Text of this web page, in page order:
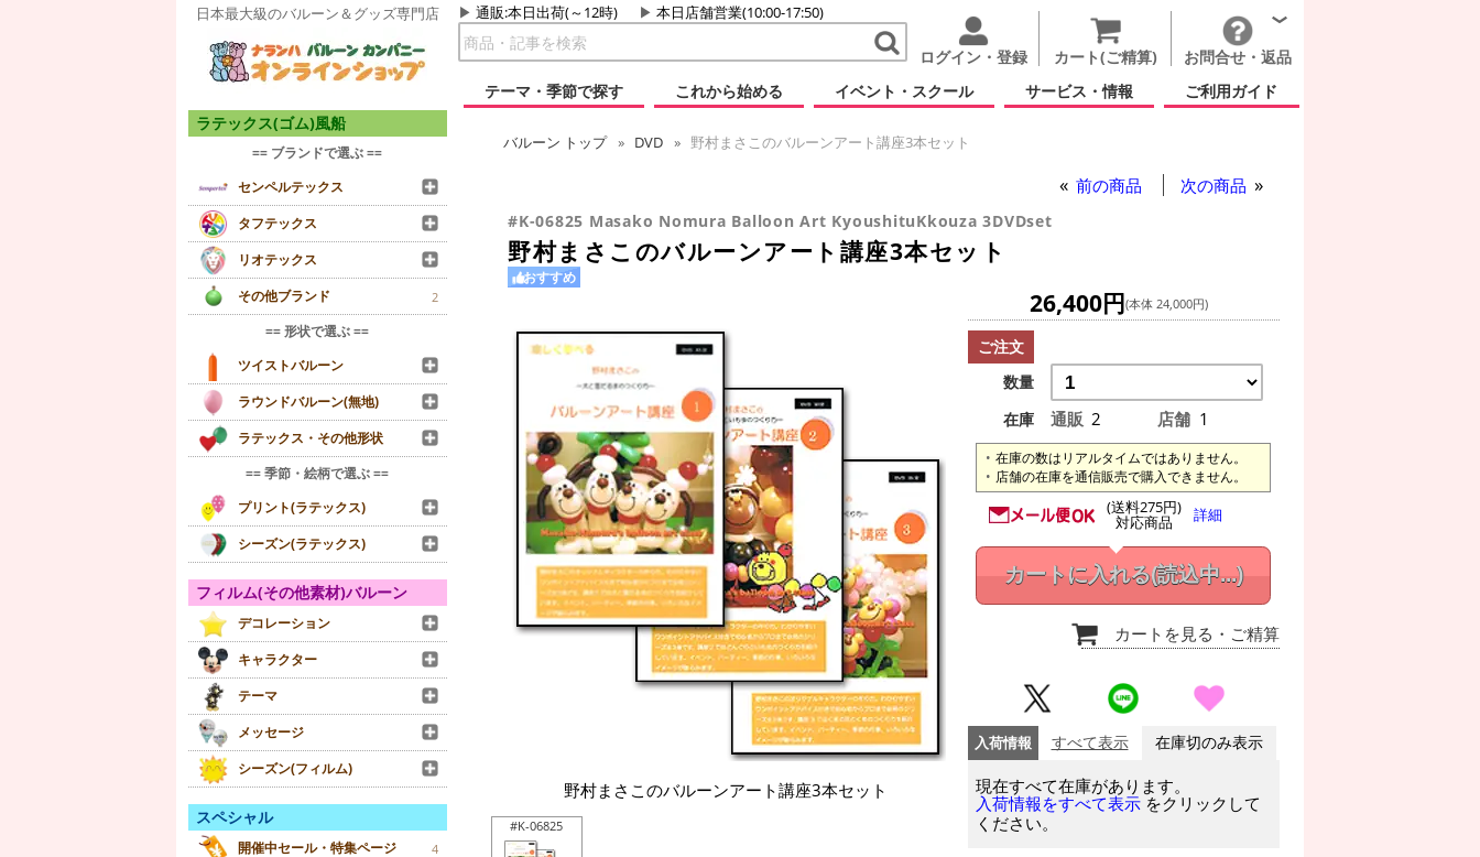
日本最大級のバルーン＆グッズ専門店 通販:本日出荷(～12時) 本日店舗営業(10:00-17:50)
ログイン・登録 カート(ご精算)
お問合せ・返品
テーマ・季節で探す
これから始める イベント・スクール サービス・情報 ご利用ガイド
ラテックス(ゴム)風船
== ブランドで選ぶ ==
センペルテックス
タフテックス
リオテックス
その他ブランド
2
== 形状で選ぶ ==
ツイストバルーン
ラウンドバルーン(無地)
ラテックス・その他形状
== 季節・絵柄で選ぶ ==
プリント(ラテックス)
シーズン(ラテックス)
フィルム(その他素材)バルーン
デコレーション
キャラクター
テーマ
メッセージ
シーズン(フィルム)
スペシャル
開催中セール・特集ページ 4
バルーン トップ DVD 野村まさこのバルーンアート講座3本セット
前の商品 次の商品
#K-06825 Masako Nomura Balloon Art KyoushituKkouza 3DVDset
野村まさこのバルーンアート講座3本セット
おすすめ
野村まさこのバルーンアート講座3本セット
#K-06825
26,400円(本体 24,000円)
ご注文
数量
在庫
通販 2 店舗 1
在庫の数はリアルタイムではありません。
店舗の在庫を通信販売で購入できません。
(送料275円)
対応商品 詳細
カートに入れる(読込中...)
カートを見る ・ご精算
入荷情報 すべて表示 在庫切のみ表示
現在すべて在庫があります。
入荷情報をすべて表示 をクリックして
ください。